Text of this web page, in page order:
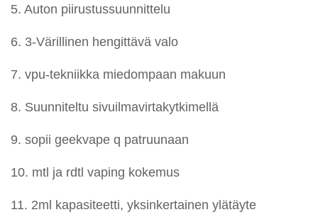
5. Auton piirustussuunnittelu
6. 3-Värillinen hengittävä valo
7. vpu-tekniikka miedompaan makuun
8. Suunniteltu sivuilmavirtakytkimellä
9. sopii geekvape q patruunaan
10. mtl ja rdtl vaping kokemus
11. 2ml kapasiteetti, yksinkertainen ylätäyte